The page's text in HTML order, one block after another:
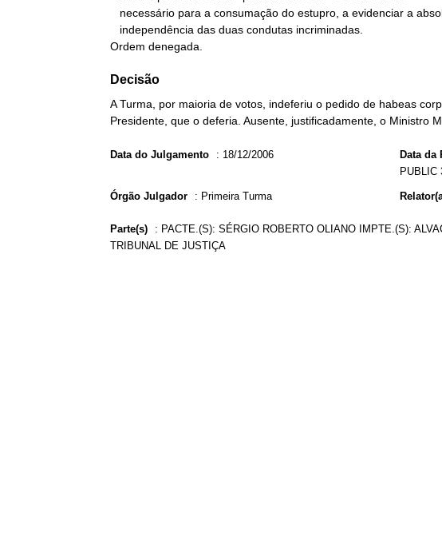
Ordem denegada.
Decisão
A Turma, por maioria de votos, indeferiu o pedido de habeas
Presidente, que o deferia. Ausente, justificadamente, o Ministro
Data do Julgamento : 18/12/2006 Data da
PUBLIC
Órgão Julgador : Primeira Turma
Parte(s) : PACTE.(S): SÉRGIO ROBERTO OLIANO IMPTE.(S):
TRIBUNAL DE JUSTIÇA